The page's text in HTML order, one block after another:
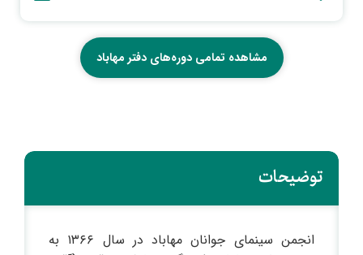
مشاهده تمامی دوره‌های دفتر مهاباد
توضیحات
انجمن سینمای جوانان مهاباد در سال ۱۳۶۶ به